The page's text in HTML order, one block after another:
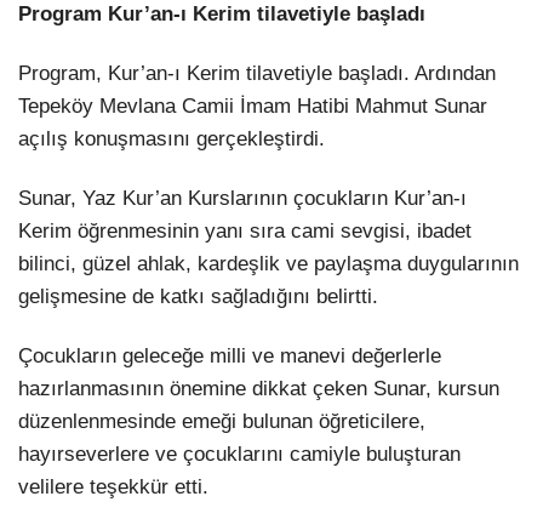
Program Kur’an-ı Kerim tilavetiyle başladı
Program, Kur’an-ı Kerim tilavetiyle başladı. Ardından
Tepeköy Mevlana Camii İmam Hatibi Mahmut Sunar
açılış konuşmasını gerçekleştirdi.
Sunar, Yaz Kur’an Kurslarının çocukların Kur’an-ı
Kerim öğrenmesinin yanı sıra cami sevgisi, ibadet
bilinci, güzel ahlak, kardeşlik ve paylaşma duygularının
gelişmesine de katkı sağladığını belirtti.
Çocukların geleceğe milli ve manevi değerlerle
hazırlanmasının önemine dikkat çeken Sunar, kursun
düzenlenmesinde emeği bulunan öğreticilere,
hayırseverlere ve çocuklarını camiyle buluşturan
velilere teşekkür etti.